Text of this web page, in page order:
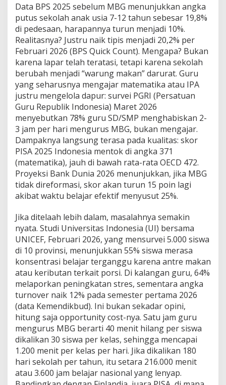
Data BPS 2025 sebelum MBG menunjukkan angka
putus sekolah anak usia 7-12 tahun sebesar 19,8%
di pedesaan, harapannya turun menjadi 10%.
Realitasnya? Justru naik tipis menjadi 20,2% per
Februari 2026 (BPS Quick Count). Mengapa? Bukan
karena lapar telah teratasi, tetapi karena sekolah
berubah menjadi “warung makan” darurat. Guru
yang seharusnya mengajar matematika atau IPA
justru mengelola dapur: survei PGRI (Persatuan
Guru Republik Indonesia) Maret 2026
menyebutkan 78% guru SD/SMP menghabiskan 2-
3 jam per hari mengurus MBG, bukan mengajar.
Dampaknya langsung terasa pada kualitas: skor
PISA 2025 Indonesia mentok di angka 371
(matematika), jauh di bawah rata-rata OECD 472.
Proyeksi Bank Dunia 2026 menunjukkan, jika MBG
tidak direformasi, skor akan turun 15 poin lagi
akibat waktu belajar efektif menyusut 25%.
Jika ditelaah lebih dalam, masalahnya semakin
nyata. Studi Universitas Indonesia (UI) bersama
UNICEF, Februari 2026, yang mensurvei 5.000 siswa
di 10 provinsi, menunjukkan 55% siswa merasa
konsentrasi belajar terganggu karena antre makan
atau keributan terkait porsi. Di kalangan guru, 64%
melaporkan peningkatan stres, sementara angka
turnover naik 12% pada semester pertama 2026
(data Kemendikbud). Ini bukan sekadar opini,
hitung saja opportunity cost-nya. Satu jam guru
mengurus MBG berarti 40 menit hilang per siswa
dikalikan 30 siswa per kelas, sehingga mencapai
1.200 menit per kelas per hari. Jika dikalikan 180
hari sekolah per tahun, itu setara 216.000 menit
atau 3.600 jam belajar nasional yang lenyap.